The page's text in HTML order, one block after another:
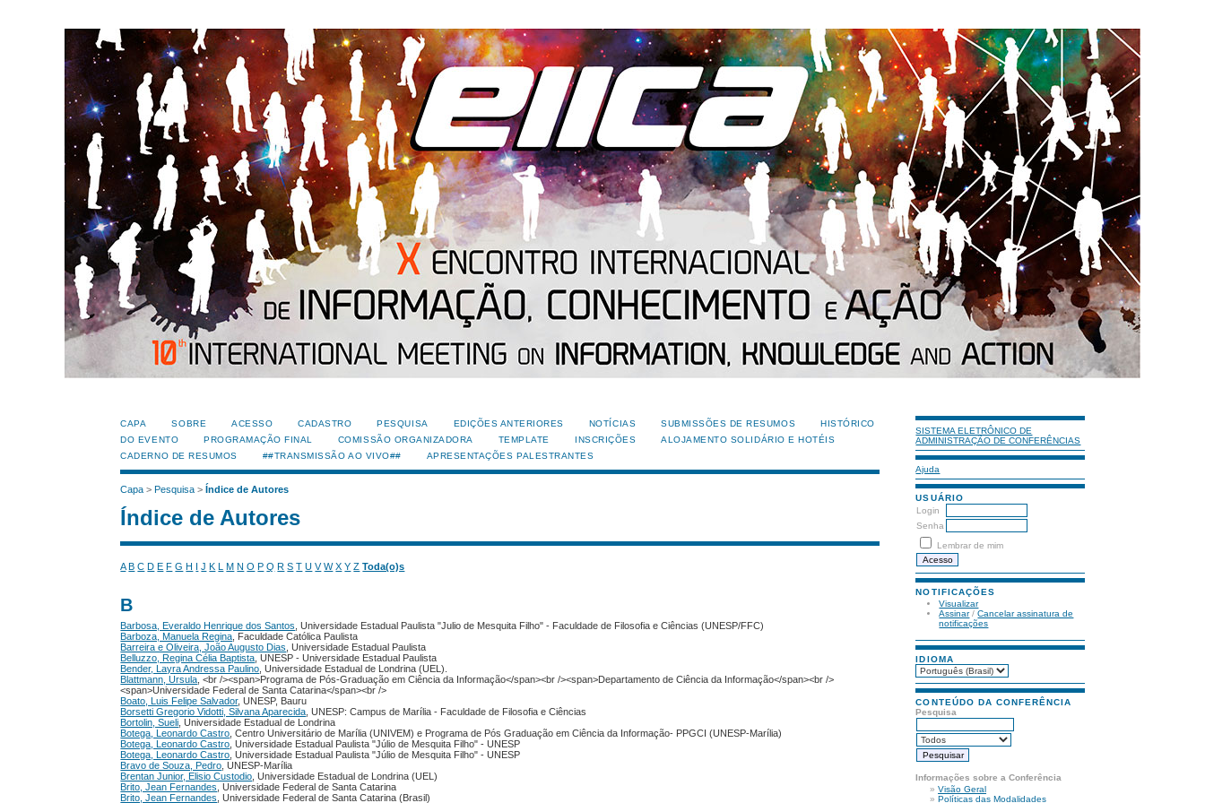
SISTEMA ELETRÔNICO DE
ADMINISTRAÇÃO DE CONFERÊNCIAS
Ajuda
USUÁRIO
Login
Senha
Lembrar de mim
NOTIFICAÇÕES
Visualizar
Assinar/Cancelar assinatura de
notificações
IDIOMA
CONTEÚDO DA CONFERÊNCIA
Pesquisa
Informações sobre a Conferência
»Visão Geral
» Políticas das Modalidades
CAPA SOBRE ACESSO CADASTRO PESQUISA EDIÇÕES ANTERIORES NOTÍCIAS SUBMISSÕES DE RESUMOS
HISTÓRICO
DO EVENTO
PROGRAMAÇÃO FINAL COMISSÃO ORGANIZADORA TEMPLATE INSCRIÇÕES
ALOJAMENTO SOLIDÁRIO E HOTÉIS
CADERNO DE RESUMOS
##TRANSMISSÃO AO VIVO## APRESENTAÇÕES PALESTRANTES
Capa >Pesquisa >Índice de Autores
Índice de Autores
A B C D E F G H I J K L M N O P Q R S T U V W X Y Z Toda(o)s
B
Barbosa, Everaldo Henrique dos Santos , Universidade Estadual Paulista "Julio de Mesquita Filho" - Faculdade de Filosofia e Ciências (UNESP/FFC)
Barboza, Manuela Regina , Faculdade Católica Paulista
Barreira e Oliveira, João Augusto Dias , Universidade Estadual Paulista
Belluzzo, Regina Célia Baptista , UNESP - Universidade Estadual Paulista
Bender, Layra Andressa Paulino , Universidade Estadual de Londrina (UEL).
Blattmann, Ursula , <br /><span>Programa de Pós-Graduação em Ciência da Informação</span><br /><span>Departamento de Ciência da Informação</span><br />
<span>Universidade Federal de Santa Catarina</span><br />
Boato, Luis Felipe Salvador, UNESP, Bauru
Borsetti Gregorio Vidotti, Silvana Aparecida , UNESP: Campus de Marília - Faculdade de Filosofia e Ciências
Bortolin, Sueli , Universidade Estadual de Londrina
Botega, Leonardo Castro , Centro Universitário de Marília (UNIVEM) e Programa de Pós Graduação em Ciência da Informação- PPGCI (UNESP-Marília)
Botega, Leonardo Castro , Universidade Estadual Paulista "Júlio de Mesquita Filho" - UNESP
Botega, Leonardo Castro , Universidade Estadual Paulista "Júlio de Mesquita Filho" - UNESP
Bravo de Souza, Pedro , UNESP-Marília
Brentan Junior, Elisio Custodio , Universidade Estadual de Londrina (UEL)
Brito, Jean Fernandes , Universidade Federal de Santa Catarina
Brito, Jean Fernandes , Universidade Federal de Santa Catarina (Brasil)